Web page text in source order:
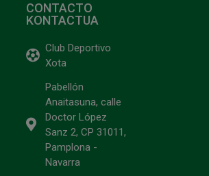
CONTACTO
KONTACTUA
Club Deportivo
Xota
Pabellón
Anaitasuna, calle
Doctor López
Sanz 2, CP 31011,
Pamplona -
Navarra